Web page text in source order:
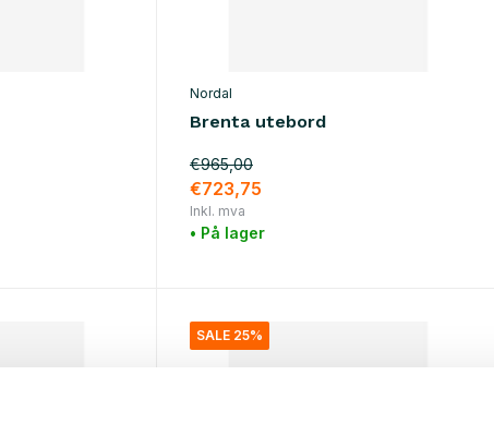
Nordal
Brenta utebord
€965,00
€723,75
Inkl. mva
• På lager
SALE 25%